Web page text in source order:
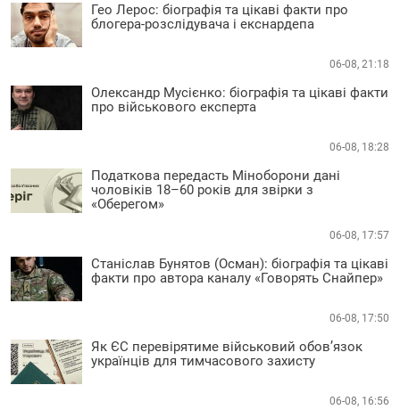
Гео Лерос: біографія та цікаві факти про
блогера-розслідувача і екснардепа
06-08, 21:18
Олександр Мусієнко: біографія та цікаві факти
про військового експерта
06-08, 18:28
Податкова передасть Міноборони дані
чоловіків 18–60 років для звірки з
«Оберегом»
06-08, 17:57
Станіслав Бунятов (Осман): біографія та цікаві
факти про автора каналу «Говорять Снайпер»
06-08, 17:50
Як ЄС перевірятиме військовий обов’язок
українців для тимчасового захисту
06-08, 16:56